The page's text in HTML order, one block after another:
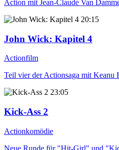
Action mit Jean-Claude Van
20:15
John Wick: Kapitel 4
Actionfilm
Teil vier der Actionsaga mit Keanu
23:05
Kick-Ass 2
Actionkomödie
Neue Runde für "Hit-Girl" und